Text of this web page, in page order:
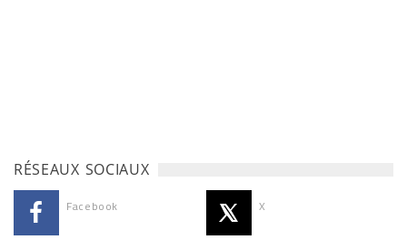
RÉSEAUX SOCIAUX
Facebook X